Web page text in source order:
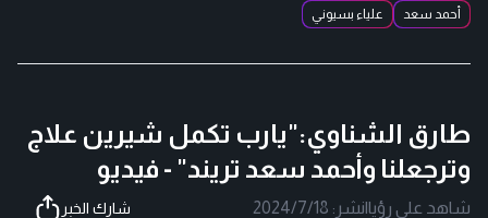
أحمد سعد علياء بسيوني
طارق الشناوي:"يارب تكمل شيرين علاج
وترجعلنا وأحمد سعد تريند" - فيديو
شاهد على رؤيا|نشر: 2024/7/18 شارك الخبر